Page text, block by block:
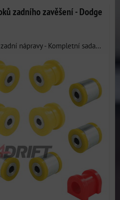
zadního zavěšení - Dodge
nápravy - Kompletní sada...